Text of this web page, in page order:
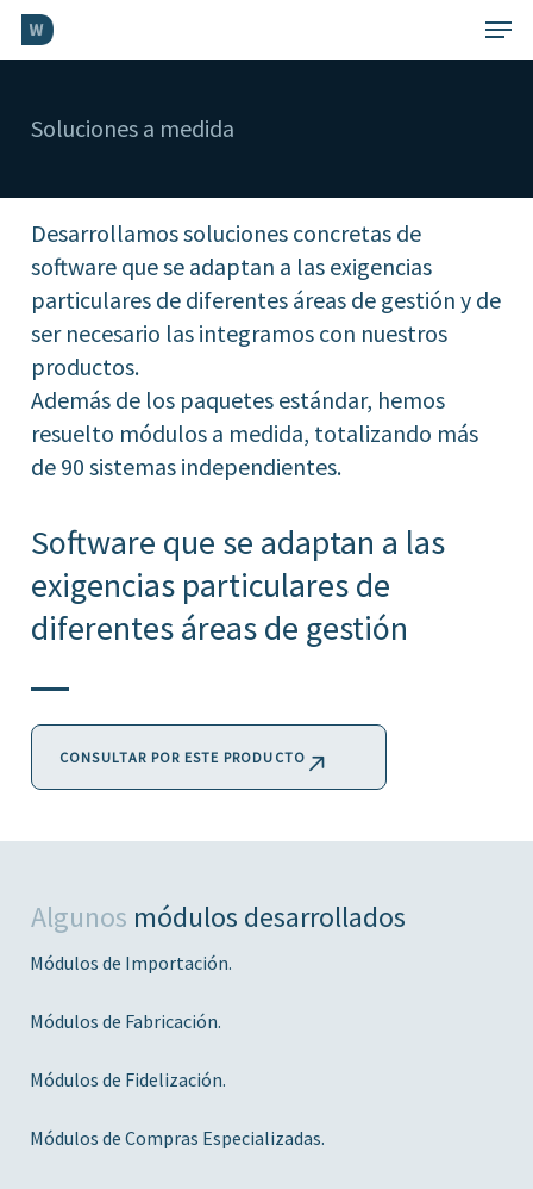
Skip
content
Menu
Soluciones a medida
Desarrollamos soluciones concretas de
software que se adaptan a las exigencias
particulares de diferentes áreas de gestión y de
ser necesario las integramos con nuestros
productos.
Además de los paquetes estándar, hemos
resuelto módulos a medida, totalizando más
de 90 sistemas independientes.
Software que se adaptan a las
exigencias particulares de
diferentes áreas de gestión
CONSULTAR POR ESTE PRODUCTO
Algunos módulos desarrollados
Módulos de Importación.
Módulos de Fabricación.
Módulos de Fidelización.
Módulos de Compras Especializadas.